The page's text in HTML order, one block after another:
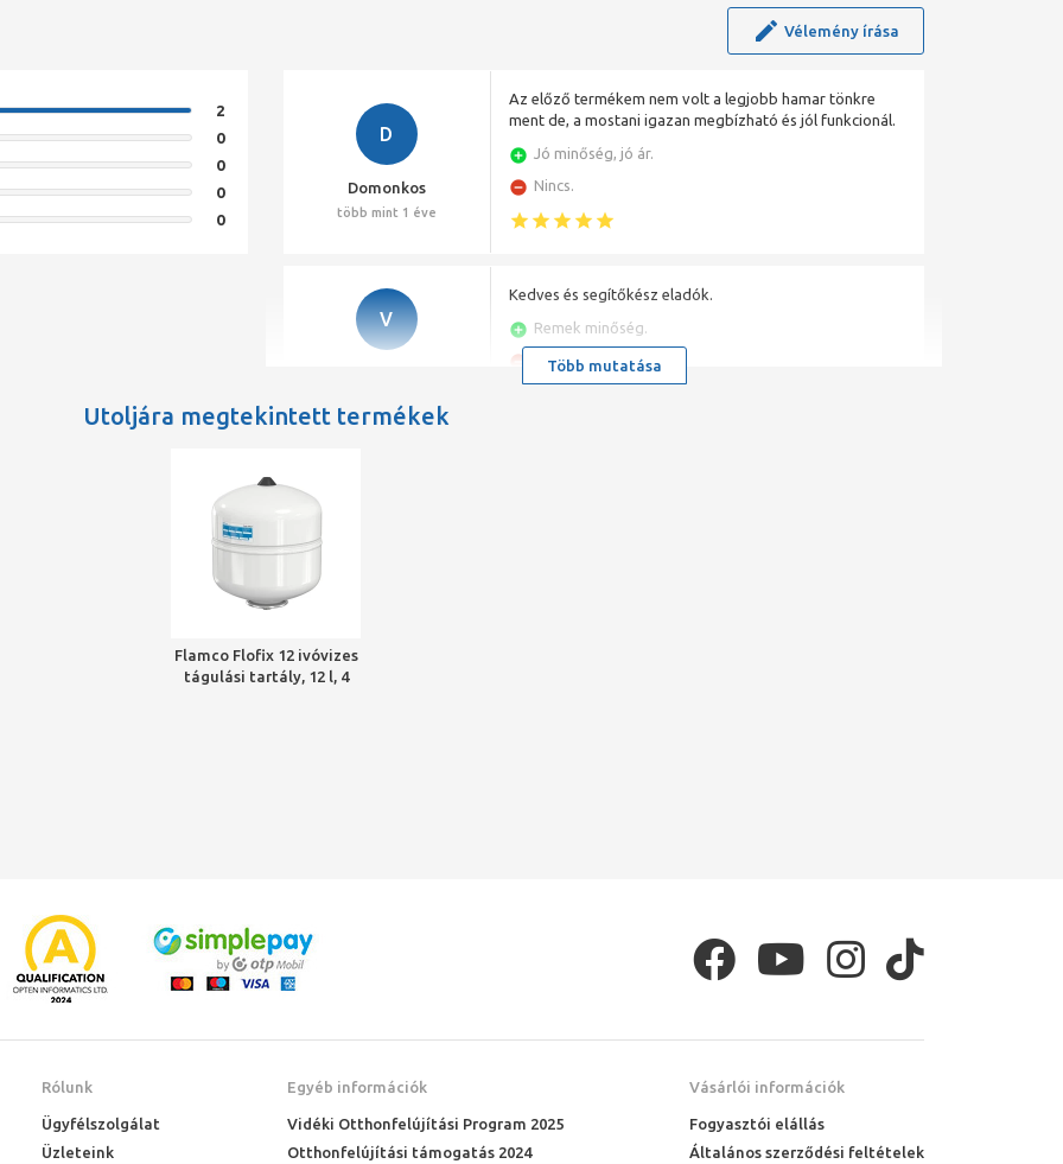
Vélemény írása
2
0
0
0
0
D
Domonkos
több mint 1 éve
Az előző termékem nem volt a legjobb hamar tönkre
ment de, a mostani igazan megbízható és jól funkcionál.
Jó minőség, jó ár.
Nincs.
V
Kedves és segítőkész eladók.
Remek minőség.
Nincs.
Több mutatása
Utoljára megtekintett termékek
Flamco Flofix 12 ivóvizes
tágulási tartály, 12 l, 4
Rólunk
Ügyfélszolgálat
Üzleteink
Egyéb információk
Vidéki Otthonfelújítási Program 2025
Otthonfelújítási támogatás 2024
Vásárlói információk
Fogyasztói elállás
Általános szerződési feltételek